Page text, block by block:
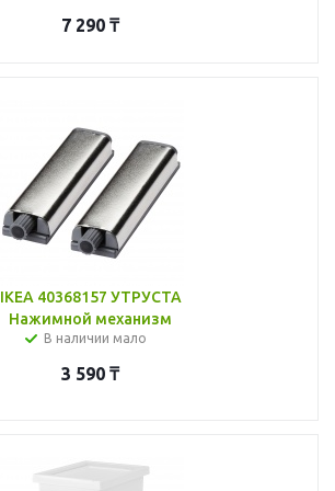
7 290 ₸
IKEA 40368157 УТРУСТА
Нажимной механизм
В наличии мало
3 590 ₸